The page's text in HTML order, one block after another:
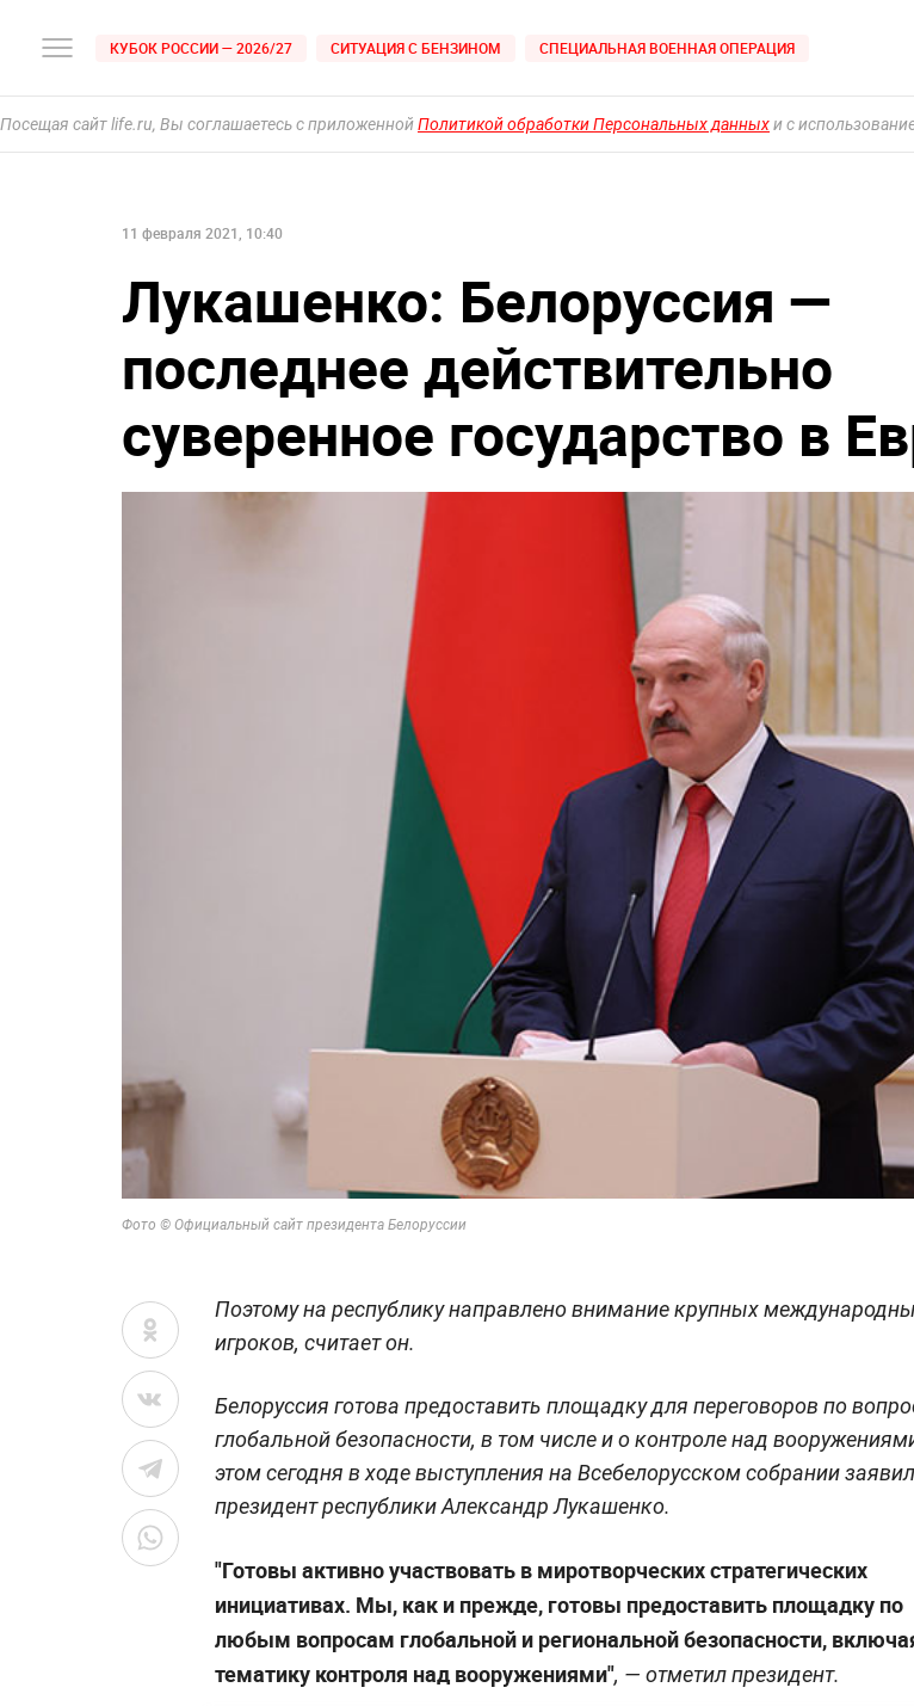
КУБОК РОССИИ — 2026/27 СИТУАЦИЯ С БЕНЗИНОМ СПЕЦИАЛЬНАЯ ВОЕННАЯ ОПЕРАЦИЯ
Посещая сайт life.ru, Вы соглашаетесь с приложеннойПолитикой обработки Персональных данныхи с
11 февраля 2021, 10:40
Лукашенко: Белоруссия —
последнее действительно
суверенное государство в
Фото © Официальный сайт президента Белоруссии
Поэтому на республику направлено внимание крупных
игроков, считает он.
Белоруссия готова предоставить площадку для переговоров по
глобальной безопасности, в том числе и о контроле над
этом сегодня в ходе выступления на Всебелорусском собрании заявил
президент республики Александр Лукашенко.
"Готовы активно участвовать в миротворческих стратегических
инициативах. Мы, как и прежде, готовы предоставить площадку по
любым вопросам глобальной и региональной безопасности,
тематику контроля над вооружениями", — отметил президент.